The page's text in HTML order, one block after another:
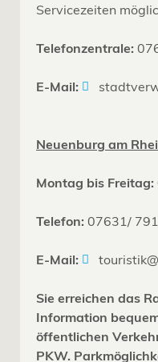
Servicezeiten
Telefonzentrale:
E-Mail:
Neuenburg am
Montag bis Freitag:
Telefon: 07631/
E-Mail:
Sie erreichen das
Information
öffentlichen
PKW.